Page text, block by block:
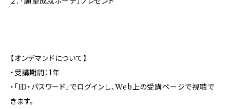
【オンデマンドについて】
・受講期間：1年
・「ID・パスワード」でログインし、Web上の受講ページで視聴で
きます。